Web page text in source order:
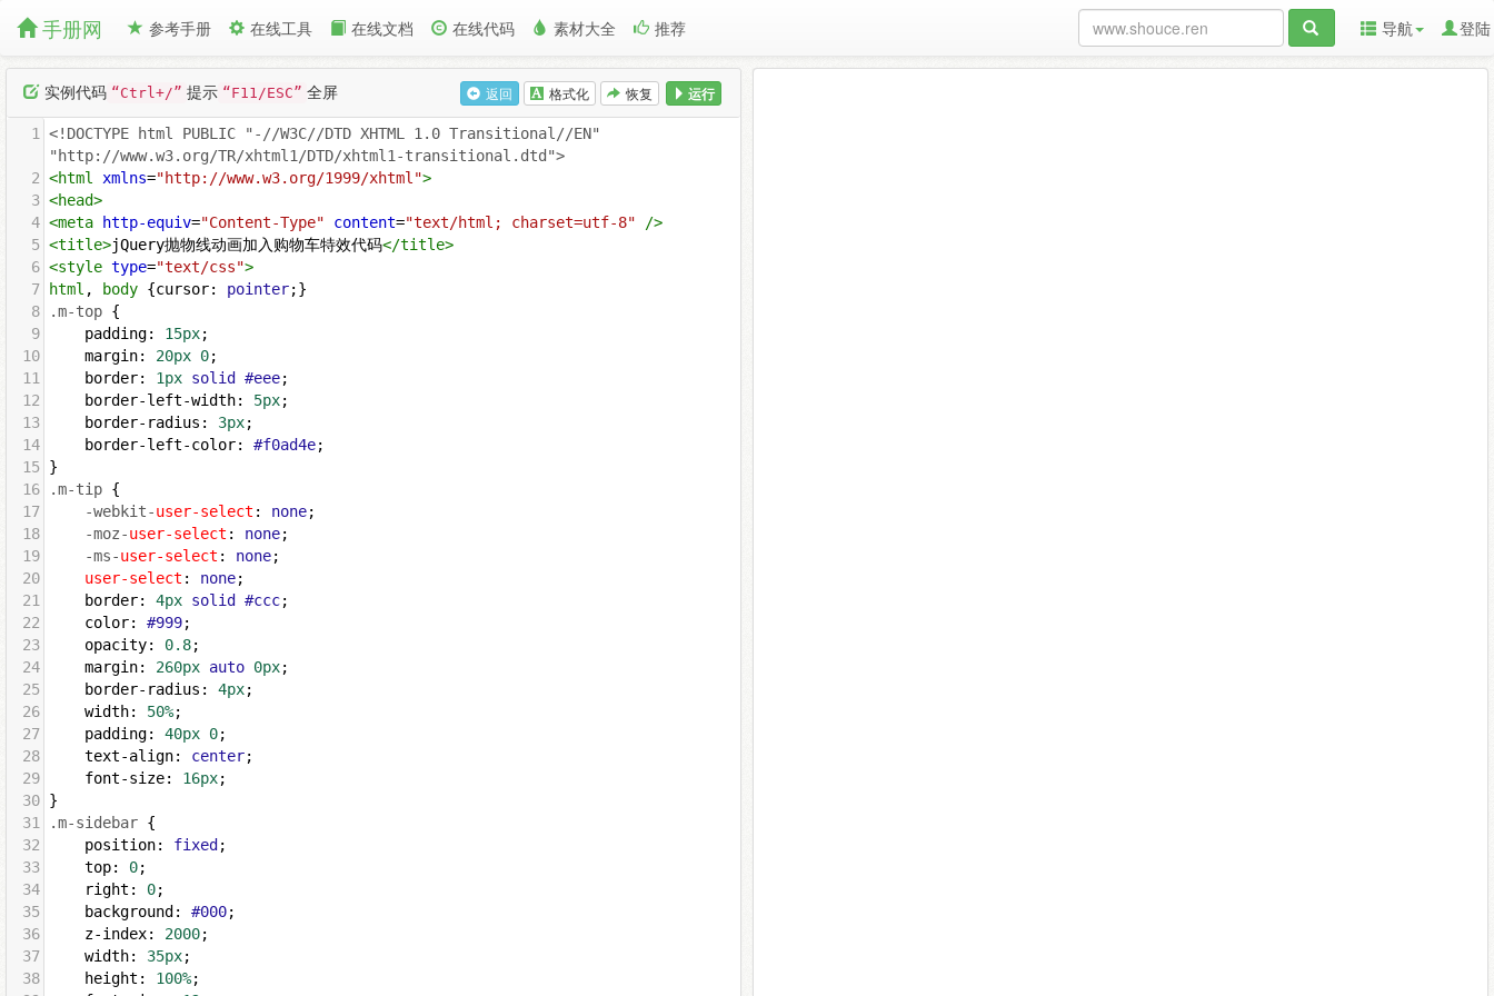
手册网 参考手册 在线工具 在线文档 在线代码 素材大全 推荐 导航 登陆
实例代码 “Ctrl+/” 提示 “F11/ESC” 全屏 返回 格式化 恢复 运行
1 <!DOCTYPE html PUBLIC "-//W3C//DTD XHTML 1.0 Transitional//EN"
"http://www.w3.org/TR/xhtml1/DTD/xhtml1-transitional.dtd">
2 <html xmlns="http://www.w3.org/1999/xhtml">
3 <head>
4 <meta http-equiv="Content-Type" content="text/html; charset=utf-8"
/>
5 <title>jQuery抛物线动画加入购物车特效代码</title>
6 <style type="text/css">
7
html , body {cursor: pointer;}
8
.m-top {
9
padding: 15px;
10
margin: 20px 0;
11
border: 1px solid #eee;
12
border-left-width: 5px;
13
border-radius : 3px;
14
border-left-color: #f0ad4e;
15 }
16
.m-tip {
17
-webkit-user-select : none;
18
-moz-user-select : none;
19
-ms-user-select : none;
20
user-select : none;
21
border: 4px solid #ccc;
22
color: #999;
23
opacity: 0.8;
24
margin: 260px auto 0px;
25
border-radius : 4px;
26
width: 50%;
27
padding: 40px 0;
28
text-align: center;
29
font-size: 16px;
30 }
31
.m-sidebar {
32
position: fixed ;
33
top: 0;
34
right : 0;
35
background : #000;
36
z-index: 2000;
37
width: 35px;
38
height : 100%;